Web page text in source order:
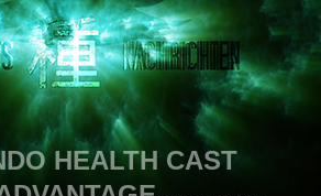
HEALTH CAST